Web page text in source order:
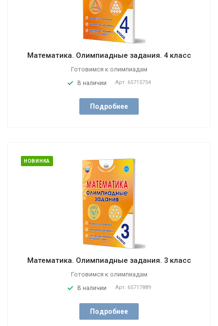
Математика. Олимпиадные задания. 4 класс
Готовимся к олимпиадам
В наличии Арт. 65715754
Подробнее
НОВИНКА
Математика. Олимпиадные задания. 3 класс
Готовимся к олимпиадам
В наличии Арт. 65717889
Подробнее